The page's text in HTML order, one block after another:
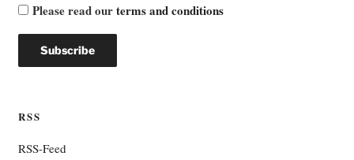
Please read ourterms and conditions
RSS
RSS-Feed